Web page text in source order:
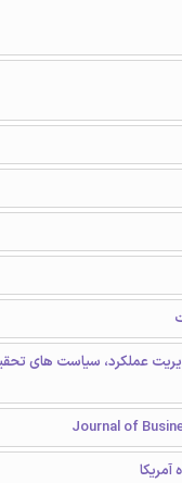
عملکرد، سیاست های
آمریکا